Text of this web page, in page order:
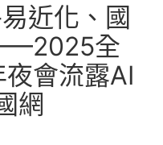
近化、國
全
會流露AI
網